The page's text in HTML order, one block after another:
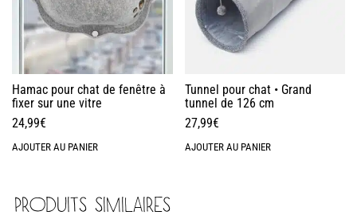
Hamac pour chat de fenêtre à
fixer sur une vitre
24,99€
AJOUTER AU PANIER
Tunnel pour chat • Grand
tunnel de 126 cm
27,99€
AJOUTER AU PANIER
PRODUITS SIMILAIRES